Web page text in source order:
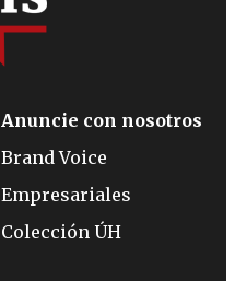
Anuncie con nosotros
Brand Voice
Empresariales
Colección ÚH